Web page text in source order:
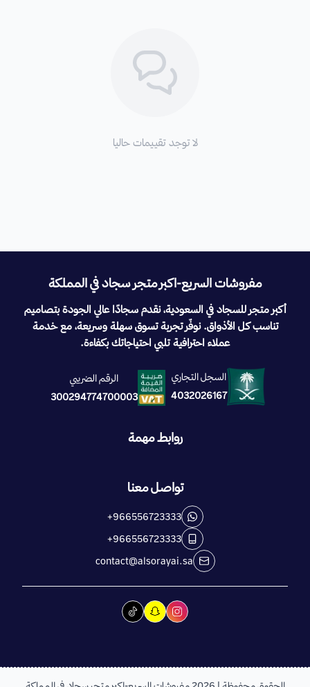
لا توجد تقييمات حاليا
مفروشات السريع-اكبر متجر سجاد في المملكة
أكبر متجر للسجاد في السعودية، نقدم سجادًا عالي الجودة بتصاميم
تناسب كل الأذواق. نوفّر تجربة تسوق سهلة وسريعة، مع خدمة
عملاء احترافية تلبي احتياجاتك بكفاءة.
السجل التجاري
4032026167
الرقم الضريبي
300294774700003
روابط مهمة
تواصل معنا
+966556723333
+966556723333
contact@alsorayai.sa